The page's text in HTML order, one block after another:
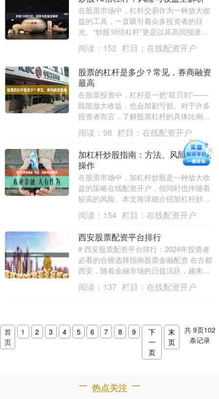
在股票市场中，杠杆交易作为一种放大收
益的工具，一直吸引着众多投资者的目
光。“炒股10倍杠杆”更是以其高回报潜力
成为热议话题。然而，高收益背后往往伴
随着高风险。本....
阅读： 152 栏目： 在线配资开户
股票的杠杆是多少？常见，券商融资
最高
在股票投资中，杠杆是一把“双刃剑”——
既能放大收益，也会加剧亏损。对于许多
投资者而言，了解股票杠杆的具体比例以
及如何合理使用，是控制风险、提升收益
的关键。本文将....
阅读： 98 栏目： 在线配资开户
加杠杆炒股指南：方法、风险与合规
操作
在股票市场中，加杠杆炒股是一种放大收
益的策略在线配资开户，但同时也伴随着
较高的风险。本文将详细介绍加杠杆炒股
的方法、潜在风险以及合规操作要点，帮
助投资者在追求收....
阅读： 154 栏目： 在线配资开户
西安股票配资平台排行
# 西安股票配资平台排行：2024年投资者
必看的合规选择指南股票金融配资 在古都
西安，随着金融市场的日益活跃，越来越
多的投资者开始关注股票配资这一杠杆工
具。面对....
阅读： 137 栏目： 在线配资开户
首
页
1 2 3 4 5 6 7 8 9
下
一
页
末
页
共9页102
条记录
热点关注